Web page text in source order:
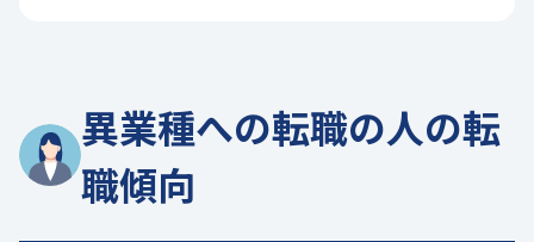
異業種への転職の人の転
職傾向